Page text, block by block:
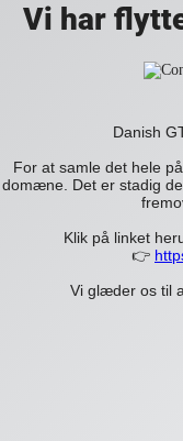
Vi har
Danish
For at samle det hele
domæne. Det er stadig
Klik på linket
👉
Vi glæder os til